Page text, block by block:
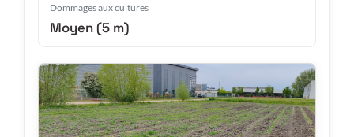
Dommages aux cultures
Moyen (5 m)